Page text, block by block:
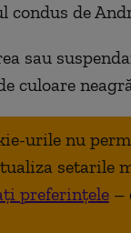
de
sau
culoare
urile nu
setarile
preferințele –